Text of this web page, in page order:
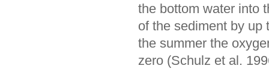
the bottom water into
of the sediment by up
the summer the
zero (Schulz et al.